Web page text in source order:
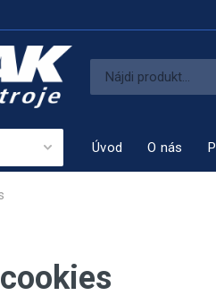
Úvod O nás